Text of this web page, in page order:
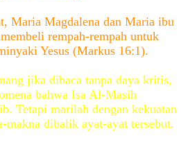
Maria Magdalena dan Maria ibu
rempah-rempah untuk
Yesus (Markus 16:1).
jika dibaca tanpa daya kritis,
bahwa Isa Al-Masih
Tetapi marilah dengan kekuatan
makna dibalik ayat-ayat tersebut.